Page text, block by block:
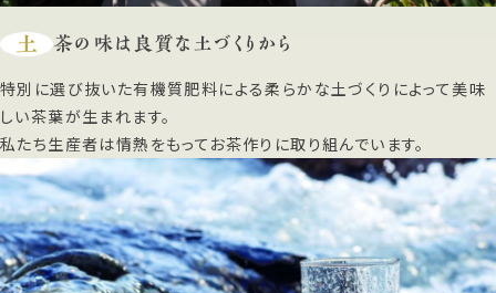
土 茶の味は良質な土づくりから
特別に選び抜いた有機質肥料による柔らかな土づくりによって美味
しい茶葉が生まれます。
私たち生産者は情熱をもってお茶作りに取り組んでいます。